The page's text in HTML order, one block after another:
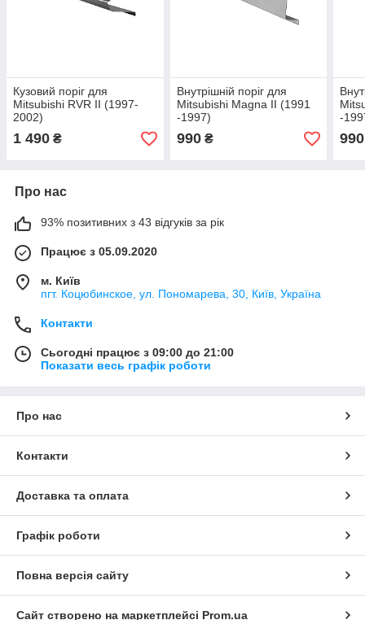
Кузовий поріг для
Mitsubishi RVR II (1997-
2002)
1 490 ₴
Внутрішній поріг для
Mitsubishi Magna II (1991
-1997)
990₴
-
990
Про нас
93% позитивних з 43 відгуків за рік
Працює з 05.09.2020
м. Київ
пгт. Коцюбинское, ул. Пономарева, 30, Київ, Україна
Контакти
Сьогодні працює з 09:00 до 21:00
Показати весь графік роботи
Про нас
Контакти
Доставка та оплата
Графік роботи
Повна версія сайту
Сайт створено на маркетплейсі Prom.ua